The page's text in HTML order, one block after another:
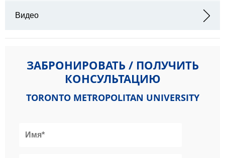
Видео
ЗАБРОНИРОВАТЬ / ПОЛУЧИТЬ
КОНСУЛЬТАЦИЮ
TORONTO METROPOLITAN UNIVERSITY